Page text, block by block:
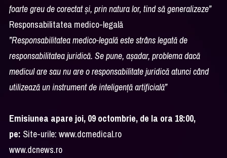
foarte greu de corectat și, prin natura lor, tind să generalizeze”
Responsabilitatea medico-legală
”Responsabilitatea medico-legală este strâns legată de
responsabilitatea juridică. Se pune, așadar, problema dacă
medicul are sau nu are o responsabilitate juridică atunci când
utilizează un instrument de inteligență artificială”
Emisiunea apare joi, 09 octombrie, de la ora 18:00,
pe: Site-urile:www.dcmedical.ro
www.dcnews.ro